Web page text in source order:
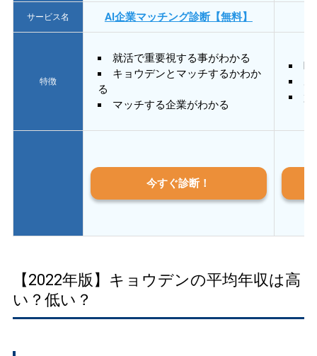
サービス名 AI企業マッチング診断【無料】
特徴
就活で重要視する事がわかる
キョウデンとマッチするかわか
る
マッチする企業がわかる
質
今すぐ診断！
【2022年版】キョウデンの平均年収は高
い？低い？